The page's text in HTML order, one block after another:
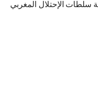
سلطات الإحتلال المغربي